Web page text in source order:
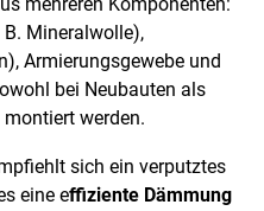
Mineralwolle),
Armierungsgewebe und
bei Neubauten als
werden.
sich ein verputztes
eine effiziente Dämmung